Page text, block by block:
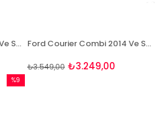
Ford Courier Combi 2014 Ve Sonrası Bej Paspas ve Bagaj Havuzu Seti Ford Courier Combi 2014 Ve Sonrası Paspas Ve Bagaj Havuzu Seti
₺3.249,00
₺3.549,00
%9